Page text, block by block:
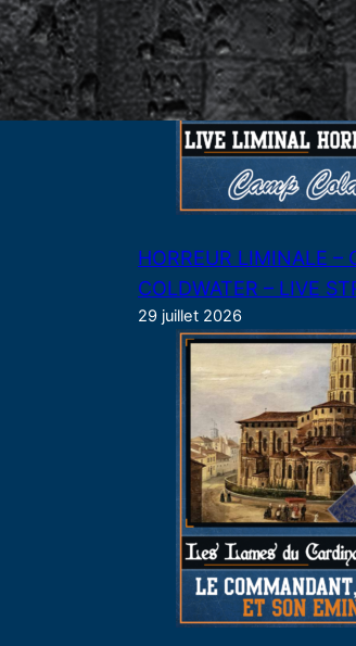
HORREUR LIMINALE –
COLDWATER – LIVE
29 juillet 2026